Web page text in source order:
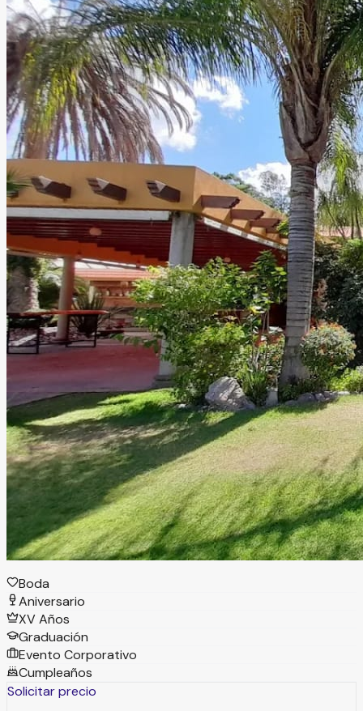
La Noria del Palmar
San Luis Potosí, San Luis Potosí Jardín
Información
La Noria del Palmar es un hermoso jardín en San Luis
Potosí, ideal para bodas y eventos al aire libre. Sus amplias
áreas verdes ofrecen el entorno perfecto para una
celebración especial, acompañada de excelente atención.
Tipos de eventos
Boda
Aniversario
XV Años
Graduación
Evento Corporativo
Cumpleaños
Solicitar precio